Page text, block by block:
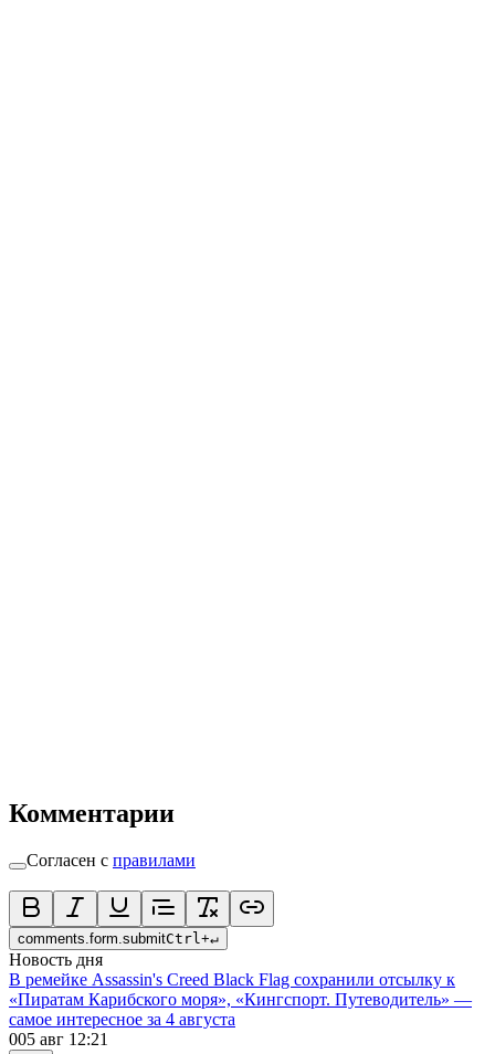
Комментарии
Согласен с правилами
comments.form.submitCtrl +↵
Новость дня
В ремейке Assassin's Creed Black Flag сохранили отсылку к
«Пиратам Карибского моря», «Кингспорт. Путеводитель» —
самое интересное за 4 августа
005 авг 12:21